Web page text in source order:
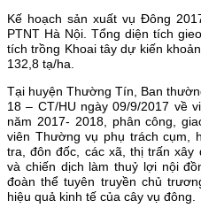
Kế hoạch sản xuất vụ Đông
PTNT Hà Nội. Tổng diện tích
tích trồng Khoai tây dự kiến
132,8 tạ/ha.
Tại huyện Thường Tín, Ban
18 – CT/HU ngày 09/9/2017 về
năm 2017- 2018, phân công,
viên Thường vụ phụ trách cụm,
tra, đôn đốc, các xã, thị trấn xây
và chiến dịch làm thuỷ lợi nội
đoàn thể tuyên truyền chủ
hiệu quả kinh tế của cây vụ đông.